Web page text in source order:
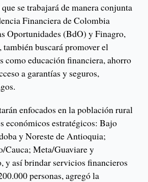
se trabajará de manera conjunta
Financiera de Colombia
Oportunidades (BdO) y Finagro,
también buscará promover el
como educación financiera, ahorro
a garantías y seguros,
enfocados en la población rural
económicos estratégicos: Bajo
y Noreste de Antioquia;
Cauca; Meta/Guaviare y
y así brindar servicios financieros
personas, agregó la